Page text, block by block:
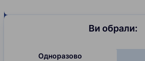
Ви обрали:
Одноразово